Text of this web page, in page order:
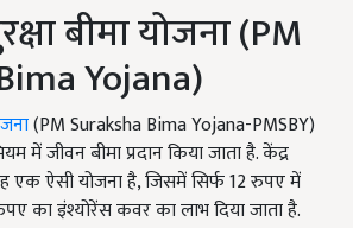
बीमा योजना (PM
Yojana)
(PM Suraksha Bima Yojana-PMSBY)
में जीवन बीमा प्रदान किया जाता है. केंद्र
एक ऐसी योजना है, जिसमें सिर्फ 12 रुपए में
का इंश्योरेंस कवर का लाभ दिया जाता है.